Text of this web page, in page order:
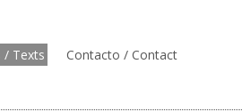
/ Texts Contacto / Contact